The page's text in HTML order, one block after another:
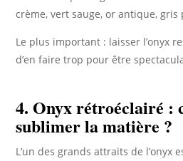
crème, vert sauge, or antique, gris
Le plus important : laisser l’onyx
d’en faire trop pour être
4. Onyx rétroéclairé :
sublimer la matière ?
L’un des grands attraits de l’onyx